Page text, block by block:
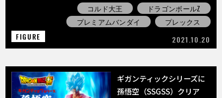
コルド大王
ドラゴンボールZ
プレミアムバンダイ
プレックス
FIGURE
2021.10.20
ギガンティックシリーズに
孫悟空（SSGSS）クリア